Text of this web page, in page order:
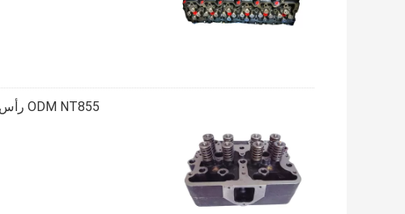
ODM NT855 رأس أسطوانة المحرك البحري 4915267 أجزاء المحرك البحري